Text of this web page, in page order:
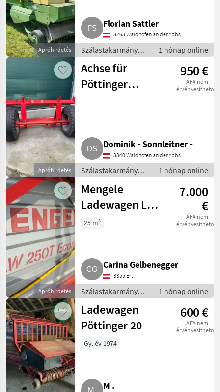
Apróhirdetés
Florian Sattler
3263 Waidhofen an der Ybbs
Szálastakarmány
betakarítók /
Rendfelszedő
pótkocsi
1 hónap online
Apróhirdetés
Achse für
Pöttinger
950 €
ÁFA nem
érvényesíthető
Dominik - Sonnleitner -
3340 Waidhofen an der Ybbs
Szálastakarmány
betakarítók /
Rendfelszedő
pótkocsi
1 hónap online
Apróhirdetés
Mengele
Ladewagen LW
250
7.000
€
ÁFA nem
érvényesíthető
25 m³
Carina Gelbenegger
3355 Ertl
Szálastakarmány
betakarítók /
Rendfelszedő
pótkocsi
1 hónap online
Ladewagen
Pöttinger 20
600 €
ÁFA nem
érvényesíthető
Gy. év 1974
M .